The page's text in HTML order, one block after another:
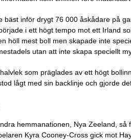
bäst inför drygt 76 000 åskådare på
i ett högt tempo mot ett Irland
höll mest boll men skapade inte
utan att inte skapa speciellt
som präglades av ett högt
lågt med sin backlinje och gjorde
hemmanationen, Nya Zeeland,
Kyra Cooney-Cross gick mot